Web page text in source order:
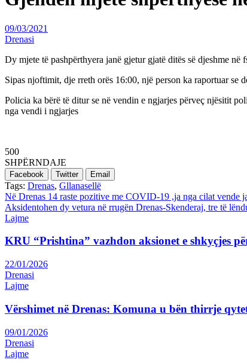
09/03/2021
Drenasi
Dy mjete të pashpërthyera janë gjetur gjatë ditës së djeshme
Sipas njoftimit, dje rreth orës 16:00, një person ka raportuar se
Policia ka bërë të ditur se në vendin e ngjarjes përveç njësitit
nga vendi i ngjarjes
500
SHPËRNDAJE
Facebook Twitter Email
Tags: Drenas, Gllanasellë
Post
navigation
Në Drenas 14 raste pozitive me COVID-19 ,ja nga cilat vende
Aksidentohen dy vetura në rrugën Drenas-Skenderaj, tre të
Lajme
KRU “Prishtina” vazhdon aksionet e shkyçjes
22/01/2026
Drenasi
Lajme
Vërshimet në Drenas: Komuna u bën thirrje
09/01/2026
Drenasi
Lajme